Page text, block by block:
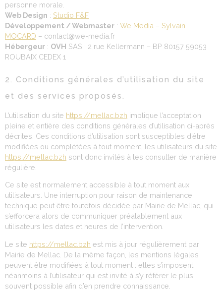
personne morale.
Web Design : Studio F&F
Développement / Webmaster : We Media – Sylvain
MOCARD – contact@we-media.fr
Hébergeur : OVH SAS : 2 rue Kellermann – BP 80157 59053
ROUBAIX CEDEX 1
2. Conditions générales d’utilisation du site
et des services proposés.
L’utilisation du site https://mellac.bzh implique l’acceptation
pleine et entière des conditions générales d’utilisation ci-après
décrites. Ces conditions d’utilisation sont susceptibles d’être
modifiées ou complétées à tout moment, les utilisateurs du site
https://mellac.bzh sont donc invités à les consulter de manière
régulière.
Ce site est normalement accessible à tout moment aux
utilisateurs. Une interruption pour raison de maintenance
technique peut être toutefois décidée par Mairie de Mellac, qui
s’efforcera alors de communiquer préalablement aux
utilisateurs les dates et heures de l’intervention.
Le site https://mellac.bzh est mis à jour régulièrement par
Mairie de Mellac. De la même façon, les mentions légales
peuvent être modifiées à tout moment : elles s’imposent
néanmoins à l’utilisateur qui est invité à s’y référer le plus
souvent possible afin d’en prendre connaissance.